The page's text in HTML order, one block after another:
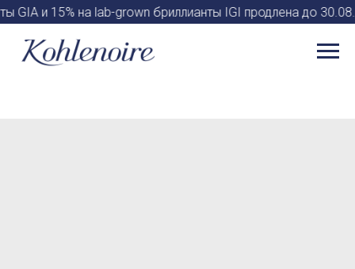
GIA и 15% на lab-grown бриллианты IGI продлена до